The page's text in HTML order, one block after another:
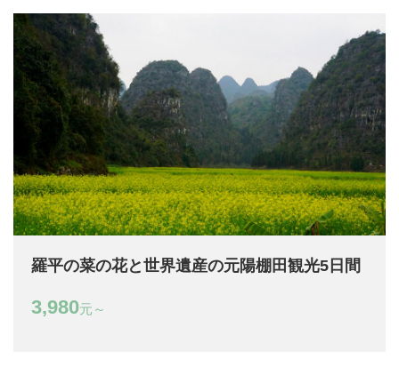
羅平の菜の花と世界遺産の元陽棚田観光5日間
3,980元～